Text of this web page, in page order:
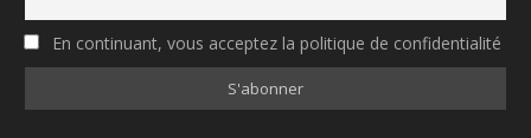
En continuant, vous acceptez la politique de confidentialité